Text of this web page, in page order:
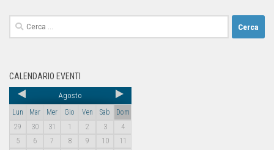
CALENDARIO EVENTI
Agosto
Lun Mar Mer Gio Ven Sab
Dom
29
30 31 1 2 3
4
5
6 7 8 9 10
11